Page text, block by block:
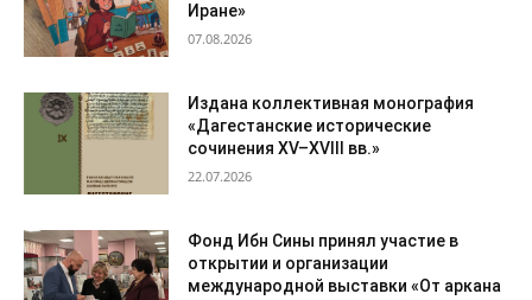
Иране»
07.08.2026
Издана коллективная монография
«Дагестанские исторические
сочинения XV–XVIII вв.»
22.07.2026
Фонд Ибн Сины принял участие в
открытии и организации
международной выставки «От аркана